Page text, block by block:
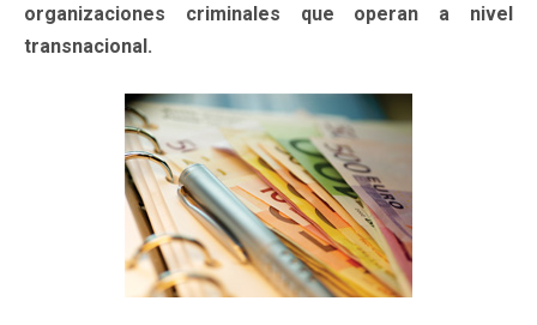
organizaciones criminales que operan a nivel
transnacional.